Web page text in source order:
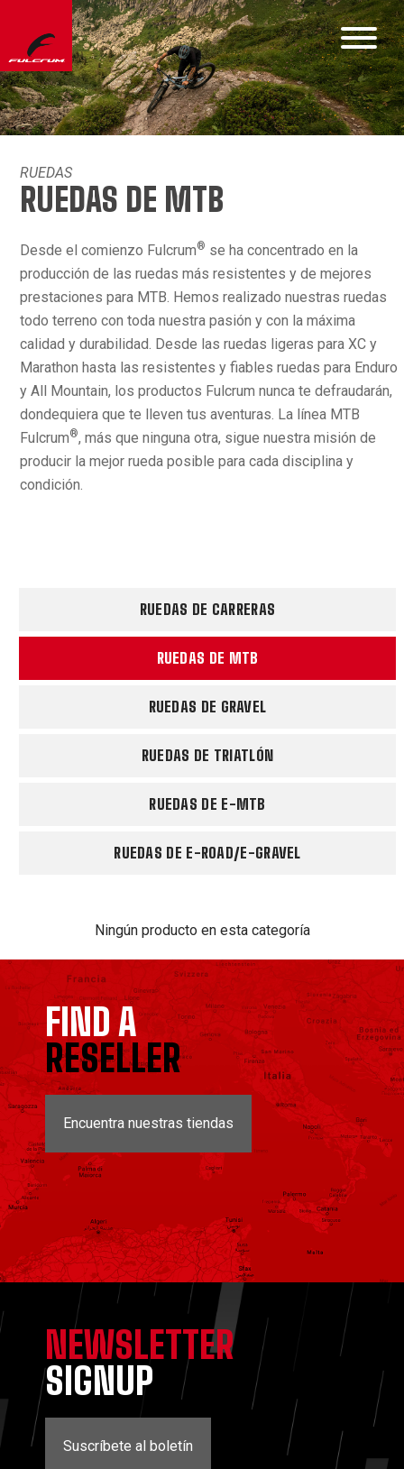
RUEDAS
RUEDAS DE MTB
Desde el comienzo Fulcrum® se ha concentrado en la
producción de las ruedas más resistentes y de mejores
prestaciones para MTB. Hemos realizado nuestras ruedas
todo terreno con toda nuestra pasión y con la máxima
calidad y durabilidad. Desde las ruedas ligeras para XC y
Marathon hasta las resistentes y fiables ruedas para Enduro
y All Mountain, los productos Fulcrum nunca te defraudarán,
dondequiera que te lleven tus aventuras. La línea MTB
Fulcrum®, más que ninguna otra, sigue nuestra misión de
producir la mejor rueda posible para cada disciplina y
condición.
RUEDAS DE CARRERAS
RUEDAS DE MTB
RUEDAS DE GRAVEL
RUEDAS DE TRIATLÓN
RUEDAS DE E-MTB
RUEDAS DE E-ROAD/E-GRAVEL
Ningún producto en esta categoría
FIND A
RESELLER
Encuentra nuestras tiendas
NEWSLETTER
SIGNUP
Suscríbete al boletín